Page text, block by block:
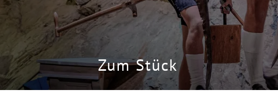
Zum Stück